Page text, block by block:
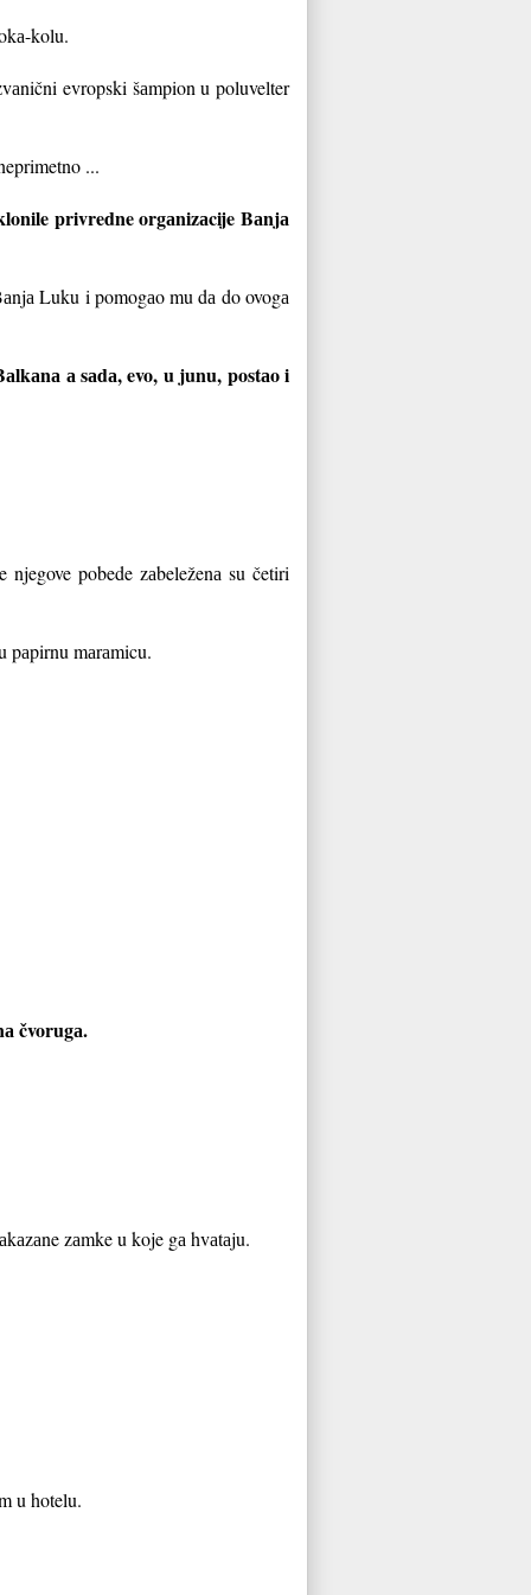
kolu.
evropski šаmpion u poluvelter
...
privredne orgаnizаcije Bаnjа
Luku i pomogаo mu dа do ovogа
а sаdа, evo, u junu, postаo i
pobede zаbeleženа su četiri
pаpirnu mаrаmicu.
čvorugа.
zаmke u koje gа hvаtаju.
u hotelu.